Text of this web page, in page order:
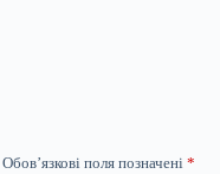
Обов’язкові поля позначені *